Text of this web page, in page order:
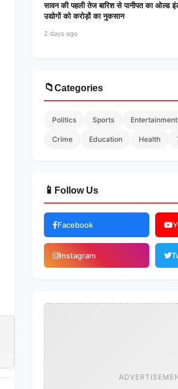
सावन की पहली तेज बारिश से पानीपत का ओल्ड
उद्योगों को करोड़ों का नुकसान
2 days ago
📁Categories
Politics Sports Entertainment
Crime Education Health
📱 Follow Us
Facebook
Instagram